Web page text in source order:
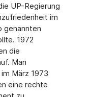
UP-Regierung
im
genannten
1972
die
Man
März 1973
eine rechte